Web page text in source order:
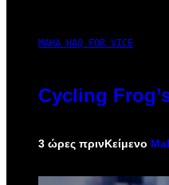
MAHA HAQ FOR VICE
Cycling
3 ώρες πρινΚείμενο